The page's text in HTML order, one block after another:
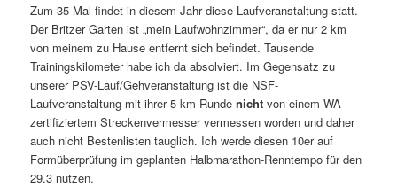
Zum 35 Mal findet in diesem Jahr diese Laufveranstaltung statt.
Der Britzer Garten ist „mein Laufwohnzimmer“, da er nur 2 km
von meinem zu Hause entfernt sich befindet. Tausende
Trainingskilometer habe ich da absolviert. Im Gegensatz zu
unserer PSV-Lauf/Gehveranstaltung ist die NSF-
Laufveranstaltung mit ihrer 5 km Rundenicht von einem WA-
zertifiziertem Streckenvermesser vermessen worden und daher
auch nicht Bestenlisten tauglich. Ich werde diesen 10er auf
Formüberprüfung im geplanten Halbmarathon-Renntempo für den
29.3 nutzen.